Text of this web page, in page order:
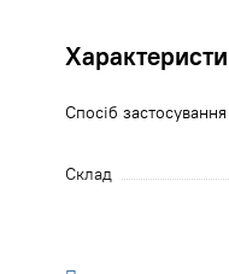
Спосіб застосування
Cклад